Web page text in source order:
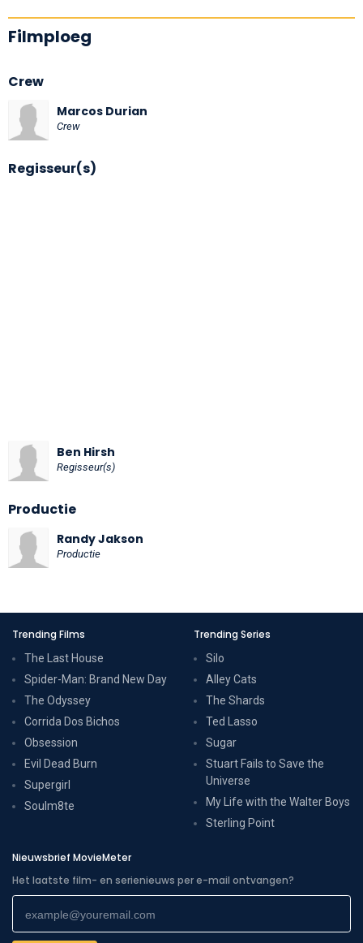
Filmploeg
Crew
Marcos Durian
Crew
Regisseur(s)
Ben Hirsh
Regisseur(s)
Productie
Randy Jakson
Productie
Trending Films
The Last House
Spider-Man: Brand New Day
The Odyssey
Corrida Dos Bichos
Obsession
Evil Dead Burn
Supergirl
Soulm8te
Trending Series
Silo
Alley Cats
The Shards
Ted Lasso
Sugar
Stuart Fails to Save the
Universe
My Life with the Walter Boys
Sterling Point
Nieuwsbrief MovieMeter
Het laatste film- en serienieuws per e-mail ontvangen?